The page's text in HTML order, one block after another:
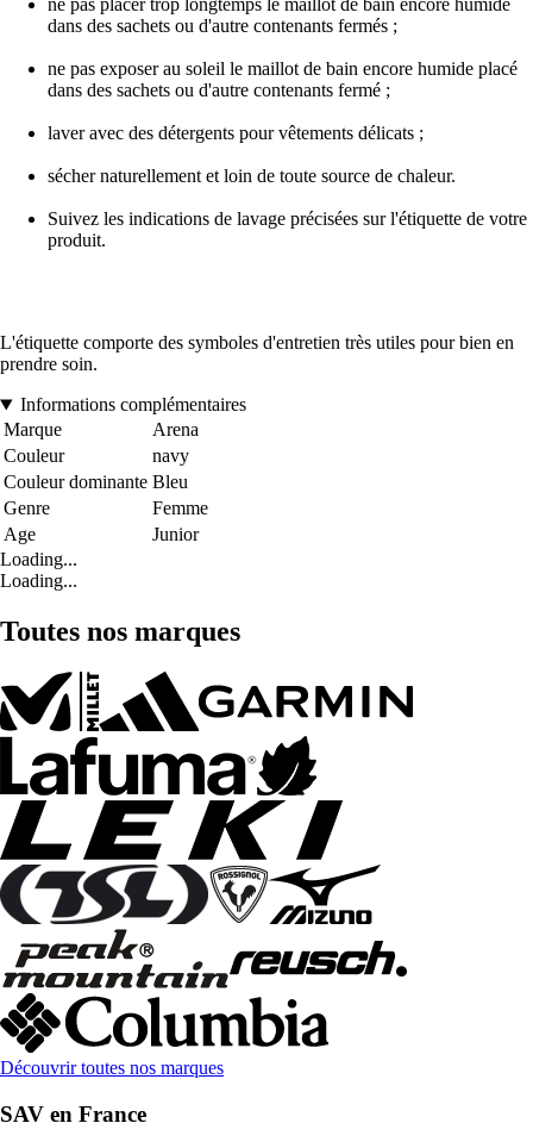
ne pas placer trop longtemps le maillot de bain encore humide
dans des sachets ou d'autre contenants fermés ;
ne pas exposer au soleil le maillot de bain encore humide placé
dans des sachets ou d'autre contenants fermé ;
laver avec des détergents pour vêtements délicats ;
sécher naturellement et loin de toute source de chaleur.
Suivez les indications de lavage précisées sur l'étiquette de votre
produit.
L'étiquette comporte des symboles d'entretien très utiles pour bien en
prendre soin.
Informations complémentaires
Marque
Arena
Couleur
navy
Couleur dominante Bleu
Genre
Femme
Age
Junior
Loading...
Loading...
Toutes nos marques
Découvrir toutes nos marques
SAV en France